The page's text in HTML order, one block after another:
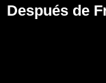
Después de